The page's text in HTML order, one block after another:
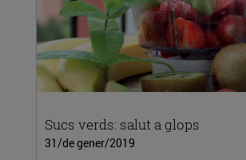
Sucs verds: salut a glops
31/de gener/2019